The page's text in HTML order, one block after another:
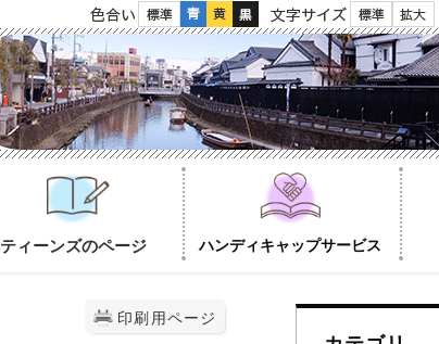
色合い 文字サイズ
ティーンズのページ ハンディキャップサービス
印刷用ページ